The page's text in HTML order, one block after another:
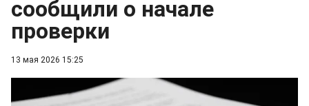
13 мая 2026 15:25
сообщили о начале
проверки